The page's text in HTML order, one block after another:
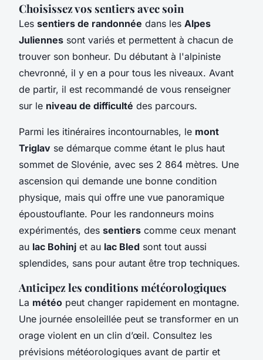
Choisissez vos sentiers avec soin
Les sentiers de randonnée dans les Alpes
Juliennes sont variés et permettent à chacun de
trouver son bonheur. Du débutant à l'alpiniste
chevronné, il y en a pour tous les niveaux. Avant
de partir, il est recommandé de vous renseigner
sur le niveau de difficulté des parcours.
Parmi les itinéraires incontournables, le mont
Triglav se démarque comme étant le plus haut
sommet de Slovénie, avec ses 2 864 mètres. Une
ascension qui demande une bonne condition
physique, mais qui offre une vue panoramique
époustouflante. Pour les randonneurs moins
expérimentés, des sentiers comme ceux menant
au lac Bohinj et au lac Bled sont tout aussi
splendides, sans pour autant être trop techniques.
Anticipez les conditions météorologiques
La météo peut changer rapidement en montagne.
Une journée ensoleillée peut se transformer en un
orage violent en un clin d’œil. Consultez les
prévisions météorologiques avant de partir et